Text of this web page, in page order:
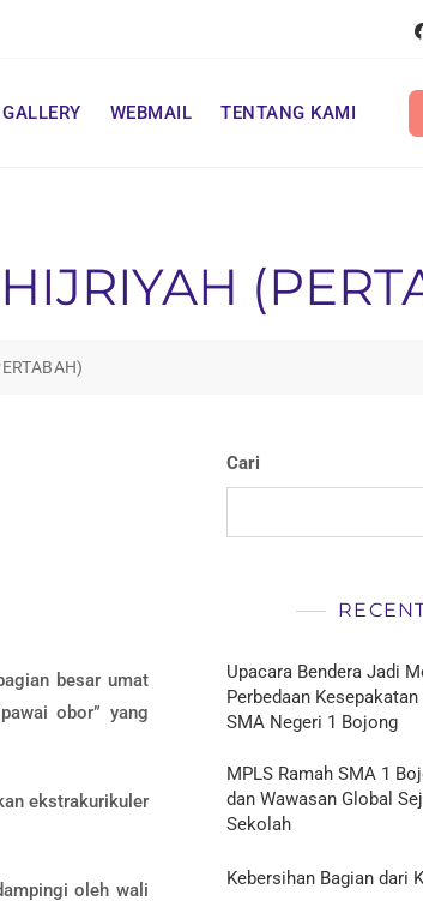
GALLERY WEBMAIL TENTANG KAMI
besar umat
obor” yang
ekstrakurikuler
oleh wali
Cari
Upacara Bendera Jadi
Perbedaan
SMA Negeri 1 Bojong
MPLS Ramah SMA 1
dan Wawasan Global
Sekolah
Kebersihan Bagian dari